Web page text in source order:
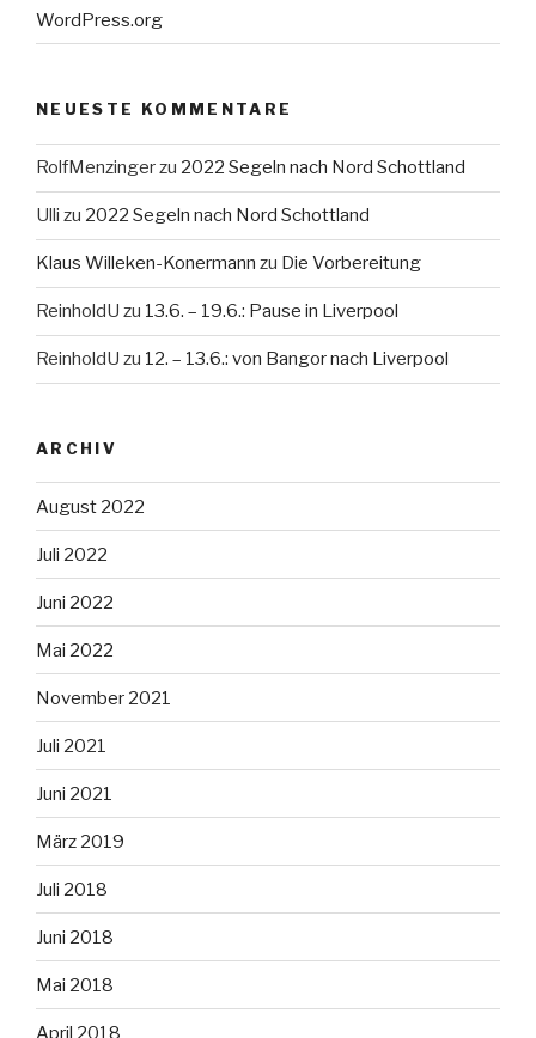
WordPress.org
NEUESTE KOMMENTARE
RolfMenzingerzu 2022 Segeln nach Nord Schottland
Ulli zu 2022 Segeln nach Nord Schottland
Klaus Willeken-Konermann zu Die Vorbereitung
ReinholdU zu 13.6. – 19.6.: Pause in Liverpool
ReinholdU zu 12. – 13.6.: von Bangor nach Liverpool
ARCHIV
August 2022
Juli 2022
Juni 2022
Mai 2022
November 2021
Juli 2021
Juni 2021
März 2019
Juli 2018
Juni 2018
Mai 2018
April 2018